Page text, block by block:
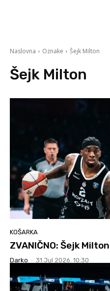
Naslovna Oznake Šejk Milton
Šejk Milton
KOŠARKA
ZVANIČNO: Šejk
Darko - 31 Jul 2026. 10:30